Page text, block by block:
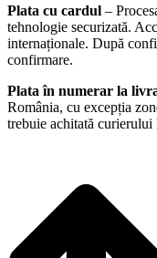
Plata cu cardul –
tehnologie securizată.
internaționale. După
confirmare.
Plata în numerar la
România, cu excepția
trebuie achitată